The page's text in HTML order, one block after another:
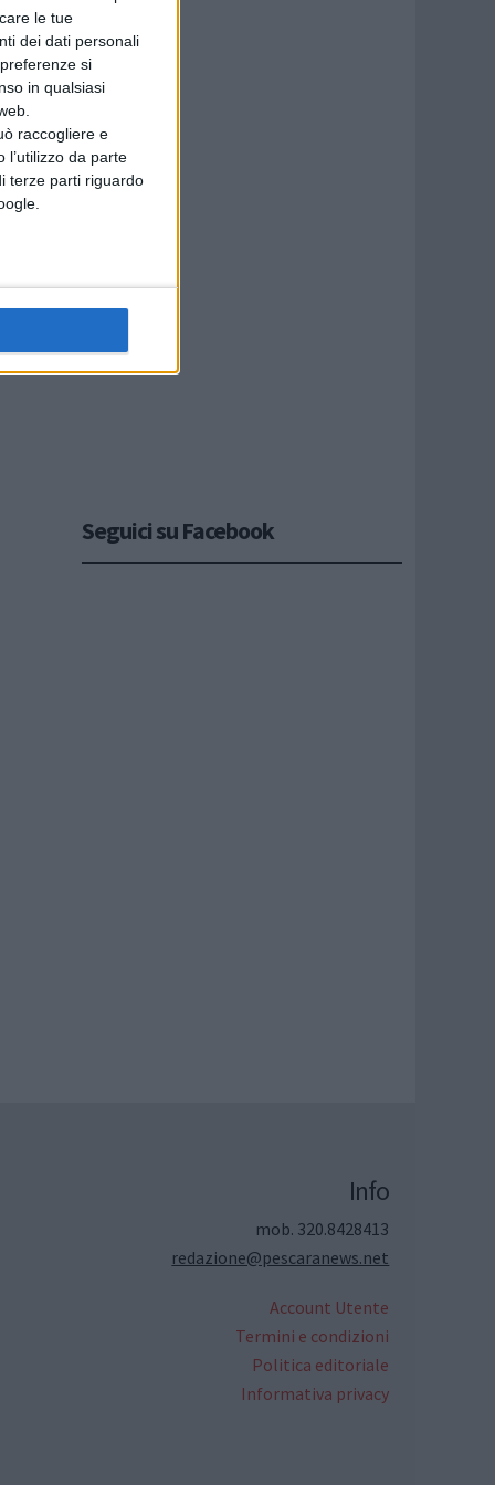
le tue
dei dati personali
si
in qualsiasi
raccogliere e
da parte
terze parti riguardo
Seguici su Facebook
Info
mob. 320.8428413
redazione@pescaranews.net
Account Utente
Termini e condizioni
Politica editoriale
Informativa privacy